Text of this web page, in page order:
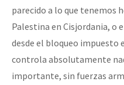
parecido a lo que tenemos
Palestina en Cisjordania, o
desde el bloqueo impuesto
controla absolutamente
importante, sin fuerzas